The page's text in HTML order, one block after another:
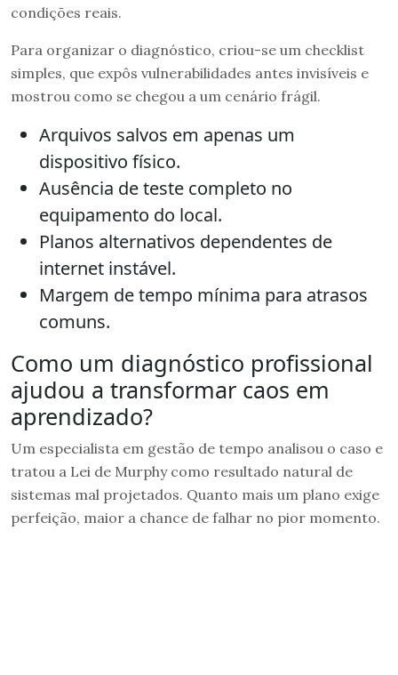
condições reais.
Para organizar o diagnóstico, criou-se um checklist
simples, que expôs vulnerabilidades antes invisíveis e
mostrou como se chegou a um cenário frágil.
Arquivos salvos em apenas um
dispositivo físico.
Ausência de teste completo no
equipamento do local.
Planos alternativos dependentes de
internet instável.
Margem de tempo mínima para atrasos
comuns.
Como um diagnóstico profissional
ajudou a transformar caos em
aprendizado?
Um especialista em gestão de tempo analisou o caso e
tratou a Lei de Murphy como resultado natural de
sistemas mal projetados. Quanto mais um plano exige
perfeição, maior a chance de falhar no pior momento.